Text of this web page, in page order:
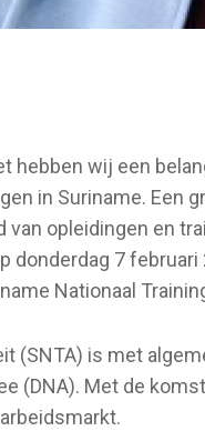
hebben wij een
in Suriname. Een
opleidingen en
donderdag 7 februari
Nationaal
(SNTA) is met
(DNA). Met de